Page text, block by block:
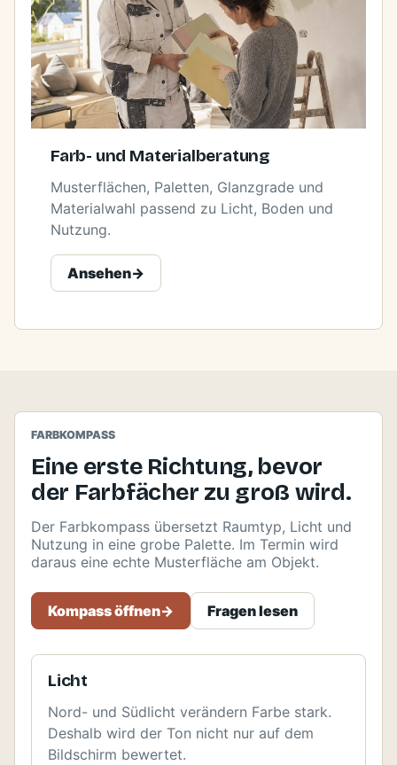
Farb- und Materialberatung
Musterflächen, Paletten, Glanzgrade und
Materialwahl passend zu Licht, Boden und
Nutzung.
Ansehen->
FARBKOMPASS
Eine erste Richtung, bevor
der Farbfächer zu groß wird.
Der Farbkompass übersetzt Raumtyp, Licht und
Nutzung in eine grobe Palette. Im Termin wird
daraus eine echte Musterfläche am Objekt.
Kompass öffnen-> Fragen lesen
Licht
Nord- und Südlicht verändern Farbe stark.
Deshalb wird der Ton nicht nur auf dem
Bildschirm bewertet.